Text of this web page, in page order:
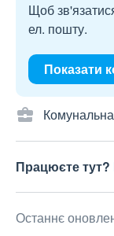
Щоб
ел. пошту.
Показати
Працюєте тут?
Останнє